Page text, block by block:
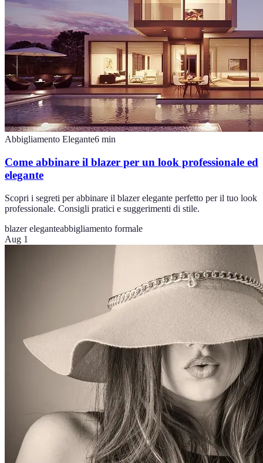
Abbigliamento Elegante6 min
Come abbinare il blazer per un look professionale ed
elegante
Scopri i segreti per abbinare il blazer elegante perfetto per il tuo look
professionale. Consigli pratici e suggerimenti di stile.
blazer eleganteabbigliamento formale
Aug 1